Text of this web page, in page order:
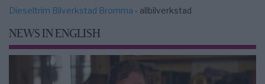
Dieseltrim Bilverkstad Bromma - allbilverkstad
NEWS IN ENGLISH